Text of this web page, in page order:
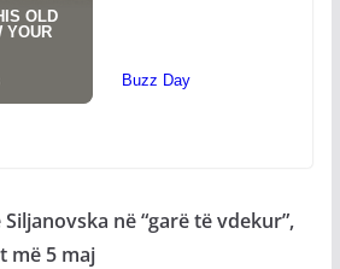
në “garë të vdekur”,
më 5 maj